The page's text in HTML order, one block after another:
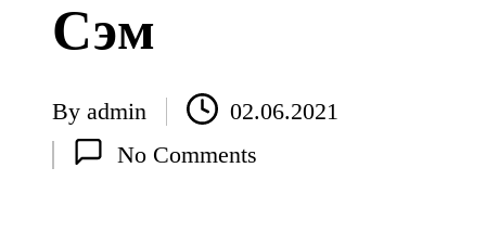
Сэм
Posted
by
By admin
02.06.2021
No Comments